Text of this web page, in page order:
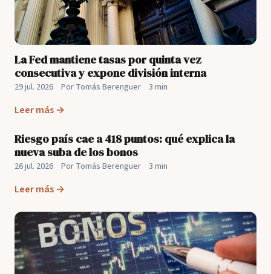
La Fed mantiene tasas por quinta vez
consecutiva y expone división interna
29 jul. 2026 Por Tomás Berenguer 3 min
Leer más →
Riesgo país cae a 418 puntos: qué explica la
nueva suba de los bonos
26 jul. 2026 Por Tomás Berenguer 3 min
Leer más →